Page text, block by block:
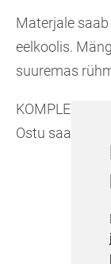
Materjale
eelkoolis.
suuremas
KOMPLEKTI
Ostu saab